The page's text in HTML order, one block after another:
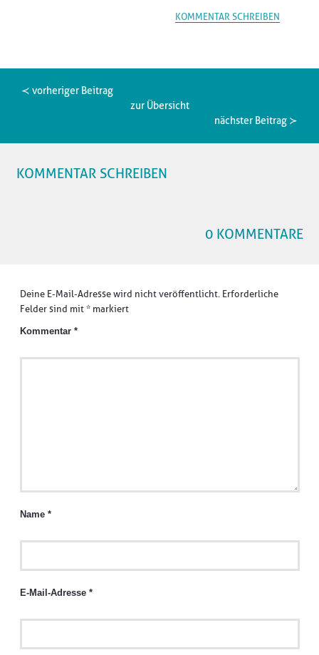
KOMMENTAR SCHREIBEN
≺ vorheriger Beitrag
zur Übersicht
nächster Beitrag ≻
KOMMENTAR SCHREIBEN
0 KOMMENTARE
Deine E-Mail-Adresse wird nicht veröffentlicht. Erforderliche
Felder sind mit *markiert
Kommentar *
Name *
E-Mail-Adresse *